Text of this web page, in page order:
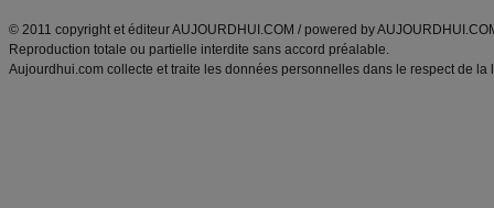
© 2011 copyright et éditeur AUJOURDHUI.COM / powered by
Reproduction totale ou partielle interdite sans accord préalable.
Aujourdhui.com collecte et traite les données personnelles dans le respect de